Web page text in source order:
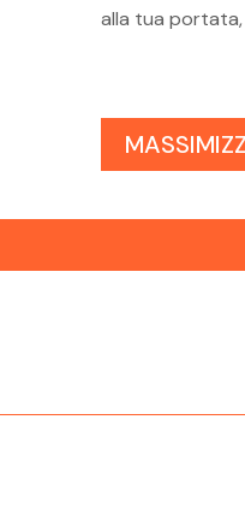
alla tua
Rovereto
Trento